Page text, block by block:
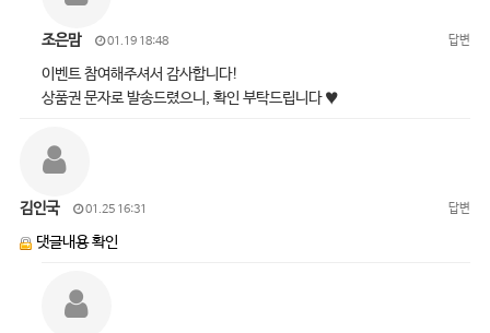
조은맘 01.19 18:48 답변
이벤트 참여해주셔서 감사합니다!
상품권 문자로 발송드렸으니, 확인 부탁드립니다 ♥
김인국 01.25 16:31 답변
댓글내용 확인